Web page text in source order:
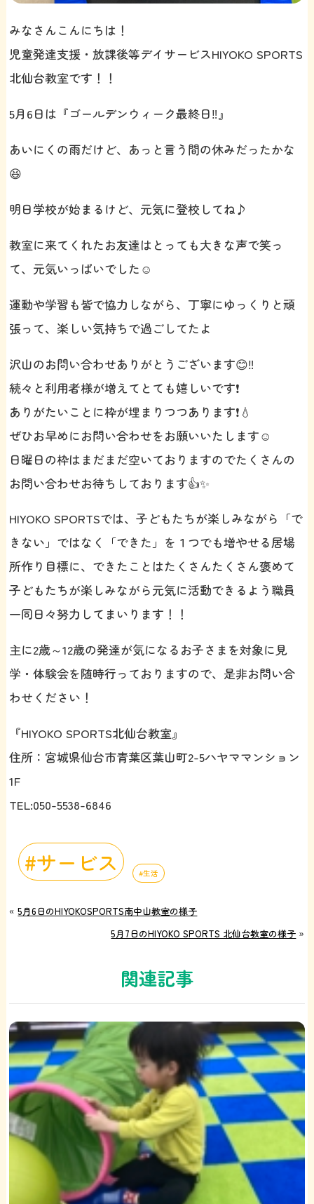
みなさんこんにちは！
児童発達支援・放課後等デイサービスHIYOKO SPORTS
北仙台教室です！！
5月6日は『ゴールデンウィーク最終日‼️』
あいにくの雨だけど、あっと言う間の休みだったかな
😆
明日学校が始まるけど、元気に登校してね♪
教室に来てくれたお友達はとっても大きな声で笑っ
て、元気いっぱいでした☺️
運動や学習も皆で協力しながら、丁寧にゆっくりと頑
張って、楽しい気持ちで過ごしてたよ
沢山のお問い合わせありがとうございます😊‼️
続々と利用者様が増えてとても嬉しいです❗️
ありがたいことに枠が埋まりつつあります❗️💧
ぜひお早めにお問い合わせをお願いいたします☺️
日曜日の枠はまだまだ空いておりますのでたくさんの
お問い合わせお待ちしております👍✨
HIYOKO SPORTSでは、子どもたちが楽しみながら「で
きない」ではなく「できた」を１つでも増やせる居場
所作り目標に、できたことはたくさんたくさん褒めて
子どもたちが楽しみながら元気に活動できるよう職員
一同日々努力してまいります！！
主に2歳～12歳の発達が気になるお子さまを対象に見
学・体験会を随時行っておりますので、是非お問い合
わせください！
『HIYOKO SPORTS北仙台教室』
住所：宮城県仙台市青葉区葉山町2-5ハヤママンション
1F
TEL:050-5538-6846
サービス 生活
«5月6日のHIYOKOSPORTS南中山教室の様子
5月7日のHIYOKO SPORTS 北仙台教室の様子 »
関連記事